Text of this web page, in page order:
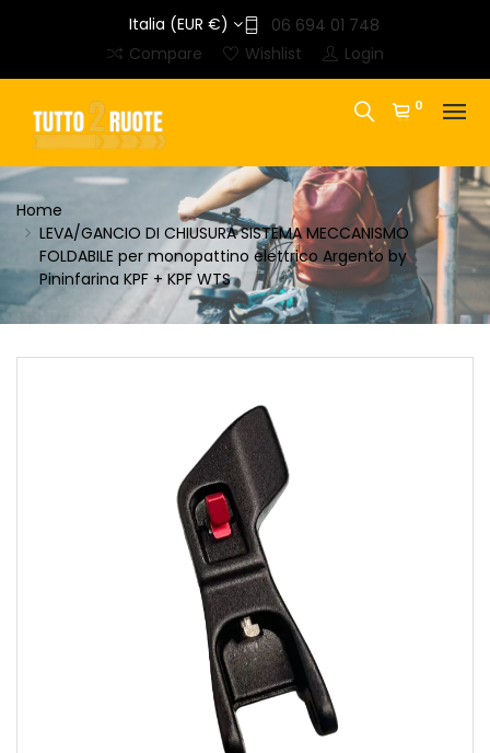
Italia (EUR €)
06 694 01 748
Compare
Wishlist Login
0
Home
LEVA/GANCIO DI CHIUSURA SISTEMA MECCANISMO
FOLDABILE per monopattino elettrico Argento by
Pininfarina KPF + KPF WTS